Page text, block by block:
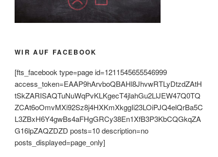
WIR AUF FACEBOOK
[fts_facebook type=page id=1211545655546999
access_token=EAAP9hArvboQBAHl8JhvwRTLyDtzdZAtH
tSkZARISAQTuNuWqPvKLKgecT4jlahGu2LlJEW47Q0TQ
ZCAt6oOmvMXi92Sz8j4HXKmXkggIi23LOiPJQ4elQrBa5C
L3ZBxH6Y4gwBs4aFHgGRCy38En1XfB3P3KbCQGkqZA
G16lpZAQZDZD posts=10 description=no
posts_displayed=page_only]